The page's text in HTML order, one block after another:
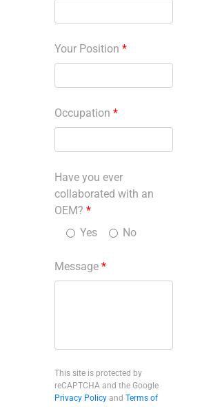
Your Position *
Occupation *
Have you ever
collaborated with an
OEM? *
Yes
No
Message *
This site is protected by
reCAPTCHA and the Google
Privacy Policy and Terms of